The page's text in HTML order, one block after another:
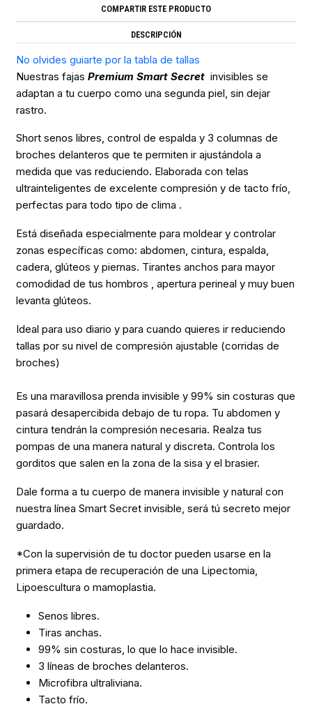
COMPARTIR ESTE PRODUCTO
DESCRIPCIÓN
No olvides guiarte por la tabla de tallas
Nuestras fajas Premium Smart Secret invisibles se
adaptan a tu cuerpo como una segunda piel, sin dejar
rastro.
Short senos libres, control de espalda y 3 columnas de
broches delanteros que te permiten ir ajustándola a
medida que vas reduciendo. Elaborada con telas
ultrainteligentes de excelente compresión y de tacto frío,
perfectas para todo tipo de clima .
Está diseñada especialmente para moldear y controlar
zonas específicas como: abdomen, cintura, espalda,
cadera, glúteos y piernas. Tirantes anchos para mayor
comodidad de tus hombros , apertura perineal y muy buen
levanta glúteos.
Ideal para uso diario y para cuando quieres ir reduciendo
tallas por su nivel de compresión ajustable (corridas de
broches)
Es una maravillosa prenda invisible y 99% sin costuras que
pasará desapercibida debajo de tu ropa. Tu abdomen y
cintura tendrán la compresión necesaria. Realza tus
pompas de una manera natural y discreta. Controla los
gorditos que salen en la zona de la sisa y el brasier.
Dale forma a tu cuerpo de manera invisible y natural con
nuestra línea Smart Secret invisible, será tú secreto mejor
guardado.
*Con la supervisión de tu doctor pueden usarse en la
primera etapa de recuperación de una Lipectomia,
Lipoescultura o mamoplastia.
Senos libres.
Tiras anchas.
99% sin costuras, lo que lo hace invisible.
3 líneas de broches delanteros.
Microfibra ultraliviana.
Tacto frío.